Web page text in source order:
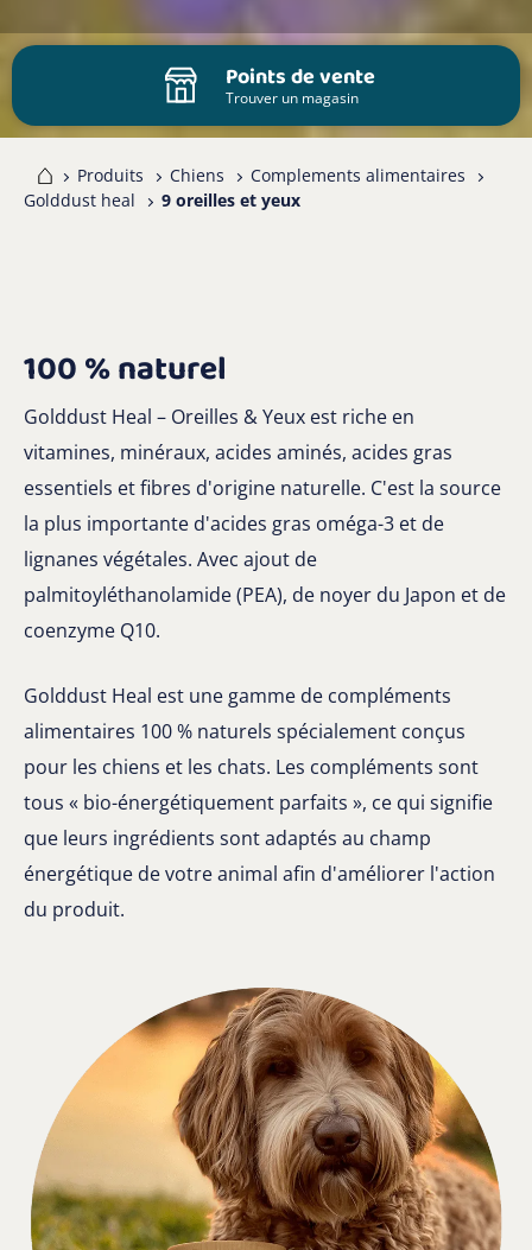
Points de vente
Trouver un magasin
Produits Chiens
Complements alimentaires
Golddust heal
9 oreilles et yeux
100 % naturel
Golddust Heal – Oreilles & Yeux est riche en
vitamines, minéraux, acides aminés, acides gras
essentiels et fibres d'origine naturelle. C'est la source
la plus importante d'acides gras oméga-3 et de
lignanes végétales. Avec ajout de
palmitoyléthanolamide (PEA), de noyer du Japon et de
coenzyme Q10.
Golddust Heal est une gamme de compléments
alimentaires 100 % naturels spécialement conçus
pour les chiens et les chats. Les compléments sont
tous « bio-énergétiquement parfaits », ce qui signifie
que leurs ingrédients sont adaptés au champ
énergétique de votre animal afin d'améliorer l'action
du produit.